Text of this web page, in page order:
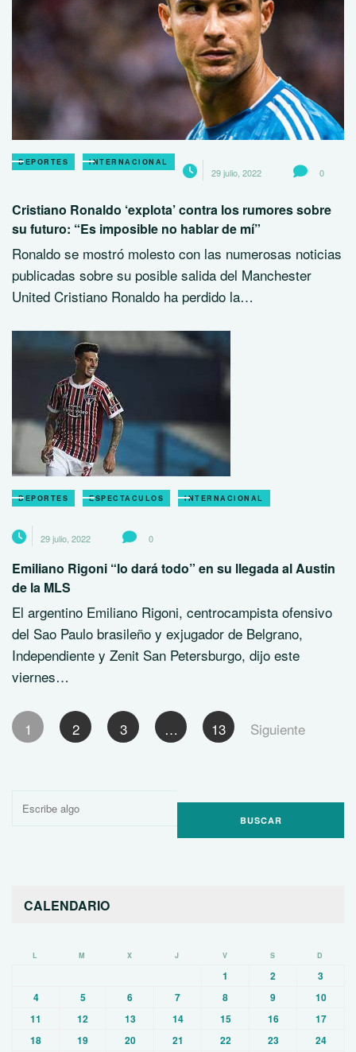
DEPORTES INTERNACIONAL
29 julio, 2022 0
Cristiano Ronaldo ‘explota’ contra los rumores sobre
su futuro: “Es imposible no hablar de mí”
Ronaldo se mostró molesto con las numerosas noticias
publicadas sobre su posible salida del Manchester
United Cristiano Ronaldo ha perdido la…
DEPORTES ESPECTACULOS INTERNACIONAL
29 julio, 2022 0
Emiliano Rigoni “lo dará todo” en su llegada al Austin
de la MLS
El argentino Emiliano Rigoni, centrocampista ofensivo
del Sao Paulo brasileño y exjugador de Belgrano,
Independiente y Zenit San Petersburgo, dijo este
viernes…
Paginación
de
1 2 3 … 13 Siguiente
Buscar
CALENDARIO
L M X J V S D
1 2
3
4
5 6 7 8 9
10
11
12 13 14 15 16
17
18
19 20 21 22 23
24